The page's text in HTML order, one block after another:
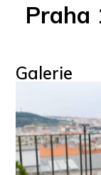
Praha
Galerie